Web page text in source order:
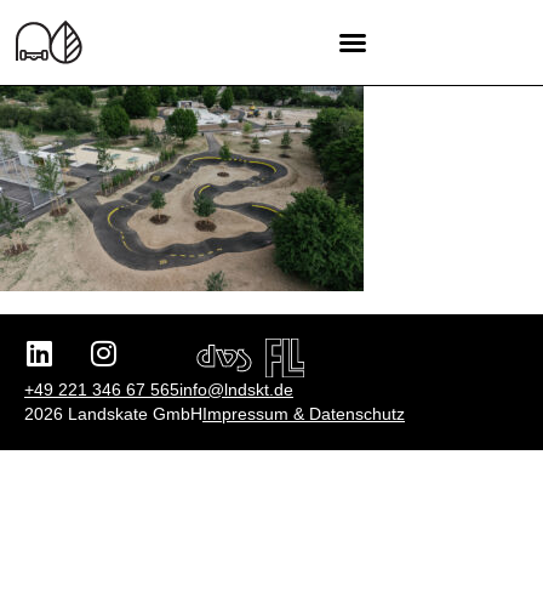
+49 221 346 67 565info@lndskt.de
2026 Landskate GmbHImpressum & Datenschutz